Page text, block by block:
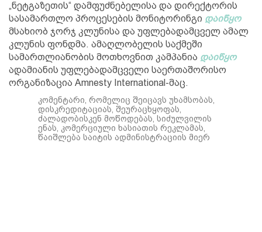
„ნეტგაზეთის“ დამფუძნებელისა და დირექტორის
სასამართლო პროცესების მონიტორინგი დაიწყო
მსახიობ ჯორჯ კლუნისა და უფლებადამცველ ამალ
კლუნის ფონდმა. ამაღლობელის საქმეში
სამართლიანობის მოთხოვნით კამპანია დაიწყო
ადამიანის უფლებადამცველი საერთაშორისო
ორგანიზაცია Amnesty International-მაც.
კომენტარი, რომელიც შეიცავს უხამსობას,
დისკრედიტაციას, შეურაცხყოფას,
ძალადობისკენ მოწოდებას, სიძულვილის
ენას, კომერციული ხასიათის რეკლამას,
წაიშლება საიტის ადმინისტრაციის მიერ